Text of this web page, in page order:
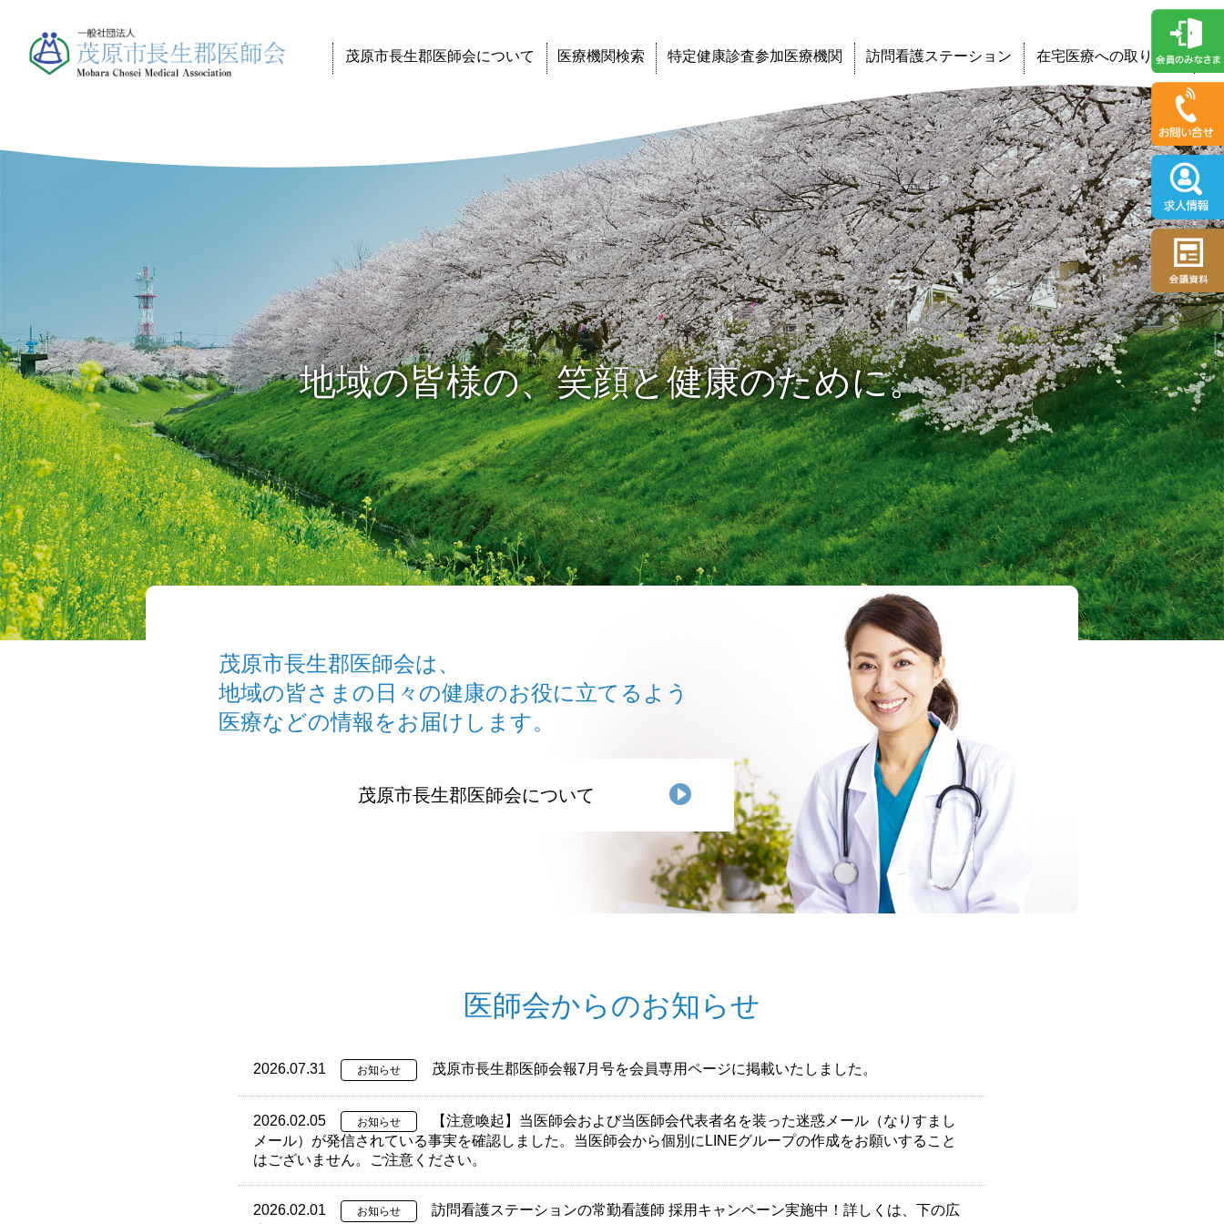
茂原市長生郡医師会について 医療機関検索 特定健康診査参加医療機関 訪問看護ステーション 在宅医療への取り組み
地域の皆様の、笑顔と健康のために。
茂原市長生郡医師会は、
地域の皆さまの日々の健康のお役に立てるよう
医療などの情報をお届けします。
茂原市長生郡医師会について
医師会からのお知らせ
2026.07.31 お知らせ 茂原市長生郡医師会報7月号を会員専用ページに掲載いたしました。
2026.02.05 お知らせ
【注意喚起】当医師会および当医師会代表者名を装った迷惑メール（なりすまし
メール）が発信されている事実を確認しました。当医師会から個別にLINEグループの作成をお願いすること
はございません。ご注意ください。
2026.02.01 お知らせ
訪問看護ステーションの常勤看護師 採用キャンペーン実施中！詳しくは、下の広